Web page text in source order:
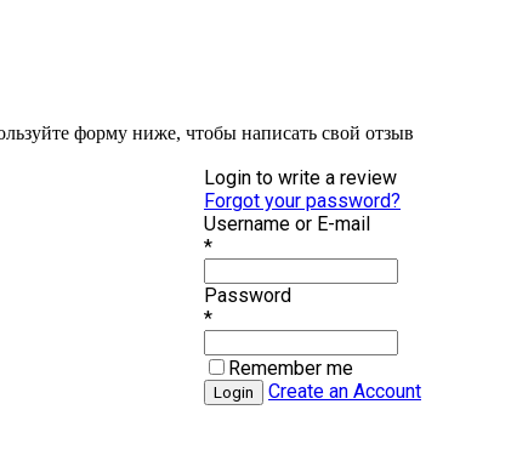
форму ниже, чтобы написать свой отзыв
Login to write a review
Forgot your password?
Username or E-mail
*
Password
*
Remember me
Create an Account